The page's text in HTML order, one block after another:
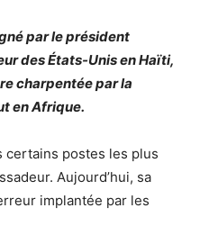
par le président
des États-Unis en Haïti,
charpentée par la
en Afrique.
certains postes les plus
Aujourd’hui, sa
implantée par les